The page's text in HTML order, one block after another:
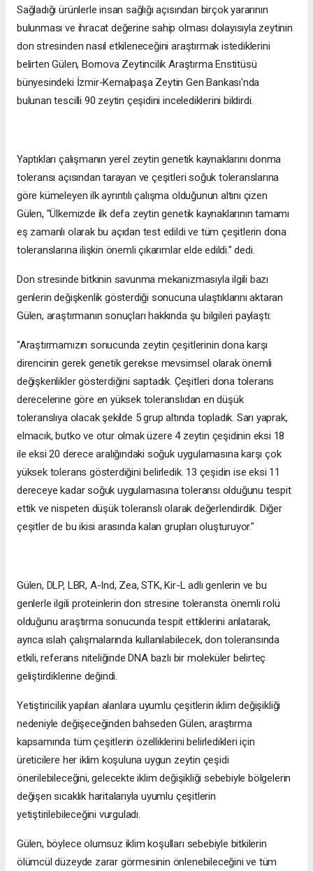
Sağladığı ürünlerle insan sağlığı açısından birçok yararının
bulunması ve ihracat değerine sahip olması dolayısıyla zeytinin
don stresinden nasıl etkileneceğini araştırmak istediklerini
belirten Gülen, Bornova Zeytincilik Araştırma Enstitüsü
bünyesindeki İzmir-Kemalpaşa Zeytin Gen Bankası'nda
bulunan tescilli 90 zeytin çeşidini incelediklerini bildirdi.
Yaptıkları çalışmanın yerel zeytin genetik kaynaklarını donma
toleransı açısından tarayan ve çeşitleri soğuk toleranslarına
göre kümeleyen ilk ayrıntılı çalışma olduğunun altını çizen
Gülen, "Ülkemizde ilk defa zeytin genetik kaynaklarının tamamı
eş zamanlı olarak bu açıdan test edildi ve tüm çeşitlerin dona
toleranslarına ilişkin önemli çıkarımlar elde edildi." dedi.
Don stresinde bitkinin savunma mekanizmasıyla ilgili bazı
genlerin değişkenlik gösterdiği sonucuna ulaştıklarını aktaran
Gülen, araştırmanın sonuçları hakkında şu bilgileri paylaştı:
"Araştırmamızın sonucunda zeytin çeşitlerinin dona karşı
direncinin gerek genetik gerekse mevsimsel olarak önemli
değişkenlikler gösterdiğini saptadık. Çeşitleri dona tolerans
derecelerine göre en yüksek toleranslıdan en düşük
toleranslıya olacak şekilde 5 grup altında topladık. ​​​​​​​Sarı yaprak,
elmacık, butko ve otur olmak üzere 4 zeytin çeşidinin eksi 18
ile eksi 20 derece aralığındaki soğuk uygulamasına karşı çok
yüksek tolerans gösterdiğini belirledik. 13 çeşidin ise eksi 11
dereceye kadar soğuk uygulamasına toleransı olduğunu tespit
ettik ve nispeten düşük toleranslı olarak değerlendirdik. Diğer
çeşitler de bu ikisi arasında kalan grupları oluşturuyor."
Gülen, DLP, LBR, A-Ind, Zea, STK, Kir-L adlı genlerin ve bu
genlerle ilgili proteinlerin don stresine toleransta önemli rolü
olduğunu araştırma sonucunda tespit ettiklerini anlatarak,
ayrıca ıslah çalışmalarında kullanılabilecek, don toleransında
etkili, referans niteliğinde DNA bazlı bir moleküler belirteç
geliştirdiklerine değindi.
Yetiştiricilik yapılan alanlara uyumlu çeşitlerin iklim değişikliği
nedeniyle değişeceğinden bahseden Gülen, araştırma
kapsamında tüm çeşitlerin özelliklerini belirledikleri için
üreticilere her iklim koşuluna uygun zeytin çeşidi
önerilebileceğini, gelecekte iklim değişikliği sebebiyle bölgelerin
değişen sıcaklık haritalarıyla uyumlu çeşitlerin
yetiştirilebileceğini vurguladı.
Gülen, böylece olumsuz iklim koşulları sebebiyle bitkilerin
ölümcül düzeyde zarar görmesinin önlenebileceğini ve tüm